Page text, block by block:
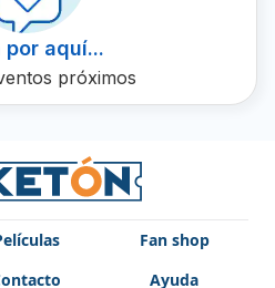
por aquí...
próximos
Fan shop
Ayuda